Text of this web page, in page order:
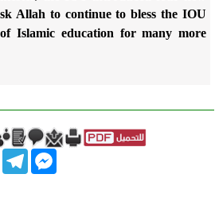
Allah to continue to bless the IOU
Islamic education for many more